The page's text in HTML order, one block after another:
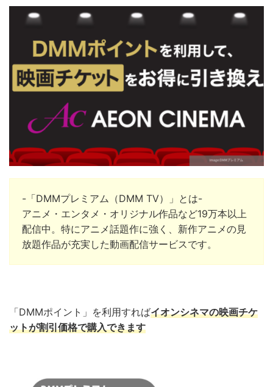
-「DMMプレミアム（DMM TV）」とは-
アニメ・エンタメ・オリジナル作品など19万本以上
配信中。 特にアニメ話題作に強く、新作アニメの見
放題作品が充実した動画配信サービスです。
「DMMポイント」を利用すればイオンシネマの映画チケ
ットが割引価格で購入できます